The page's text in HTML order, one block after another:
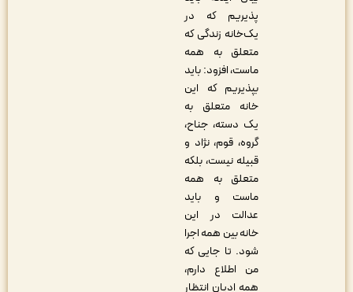
پذیریم که در
یک‌خانه زندگی که
متعلق به همه
ماست، افزود: باید
بپذیریم که این
خانه متعلق به
یک دسته، جناح،
گروه، قوم، نژاد و
قبیله نیست، بلکه
متعلق به همه
ماست و باید
عدالت در این
خانه بین همه اجرا
شود. تا جایی که
من اطلاع دارم،
همه ادیان انتظار